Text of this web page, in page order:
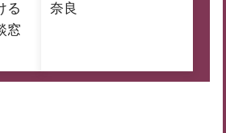
る
窓
奈良